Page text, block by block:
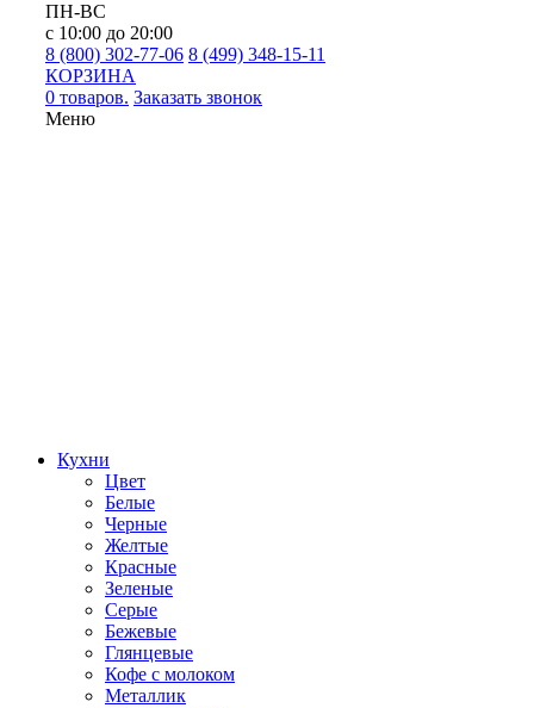
ПН-ВС
с 10:00 до 20:00
8 (800) 302-77-06 8 (499) 348-15-11
КОРЗИНА
0 товаров. Заказать звонок
Меню
Кухни
Цвет
Белые
Черные
Желтые
Красные
Зеленые
Серые
Бежевые
Глянцевые
Кофе с молоком
Металлик